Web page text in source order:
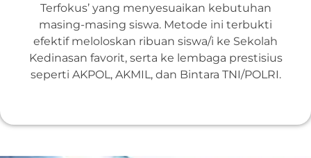
Terfokus’ yang menyesuaikan kebutuhan
masing-masing siswa. Metode ini terbukti
efektif meloloskan ribuan siswa/i ke Sekolah
Kedinasan favorit, serta ke lembaga prestisius
seperti AKPOL, AKMIL, dan Bintara TNI/POLRI.